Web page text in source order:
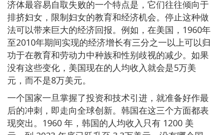
济体最容易自取失败的一个特点是，它们往往倾向于
排挤妇女，限制妇女的教育和经济机会。停止这种做
法可以带来巨大的经济回报。例如，在美国，1960年
至2010年期间实现的经济增长有三分之一以上可以归
功于在教育和劳动力中种族和性别歧视的减少。如果
没有这些变化，美国现在的人均收入就会是5万美
元，而不是8万美元。
一个国家一旦掌握了投资和技术引进，就准备好作最
后的冲刺，即走向全球创新。韩国在这三个方面都表
现突出。1960 年，韩国的人均收入只有 1200 美